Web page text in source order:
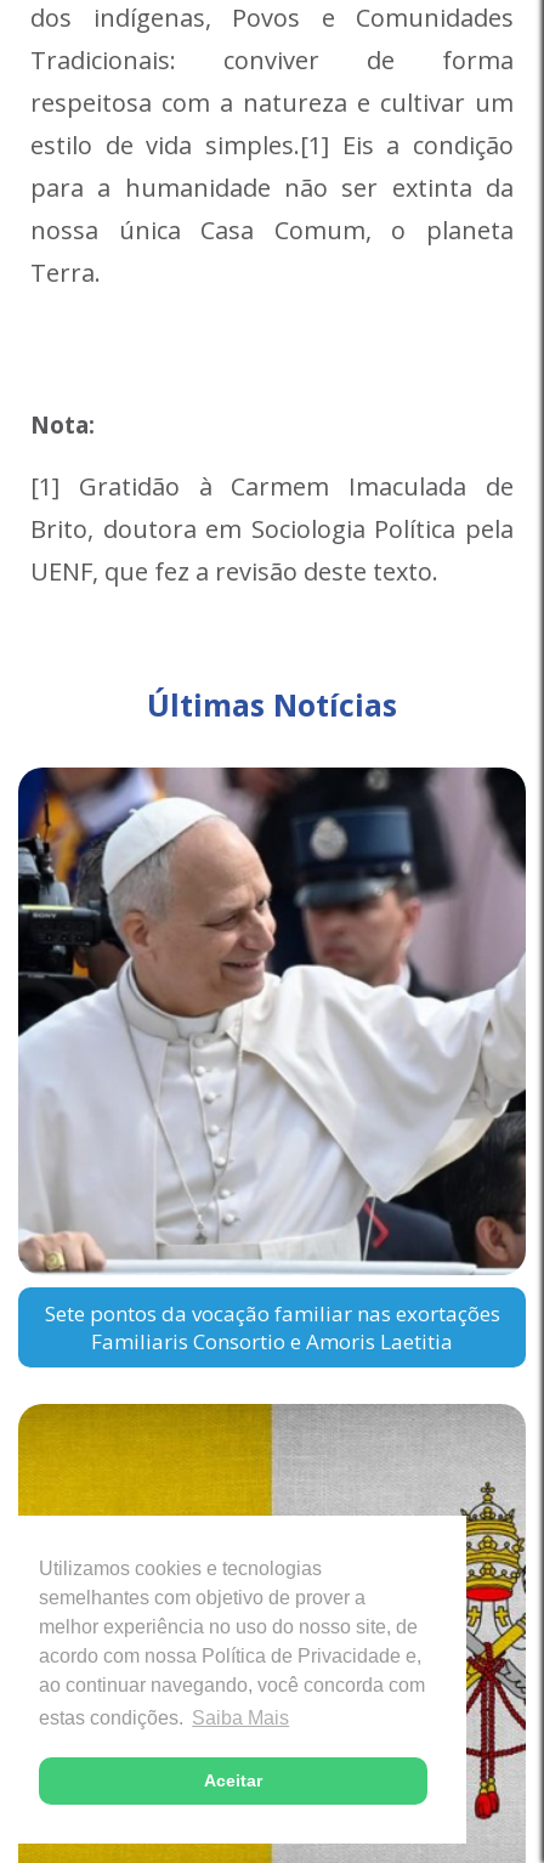
Utilizamos cookies e tecnologias
semelhantes com objetivo de prover a
melhor experiência no uso do nosso site, de
acordo com nossa Política de Privacidade e,
ao continuar navegando, você concorda com
estas condições. Saiba Mais
Aceitar
dos indígenas, Povos e Comunidades
Tradicionais: conviver de forma
respeitosa com a natureza e cultivar um
estilo de vida simples.[1] Eis a condição
para a humanidade não ser extinta da
nossa única Casa Comum, o planeta
Terra.
Nota:
[1] Gratidão à Carmem Imaculada de
Brito, doutora em Sociologia Política pela
UENF, que fez a revisão deste texto.
Últimas Notícias
Sete pontos da vocação familiar nas exortações
Familiaris Consortio e Amoris Laetitia